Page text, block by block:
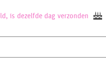
is dezelfde dag verzonden